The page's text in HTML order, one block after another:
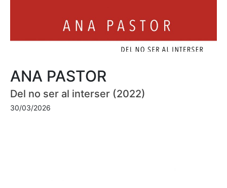
ANA PASTOR
Del no ser al interser (2022)
30/03/2026